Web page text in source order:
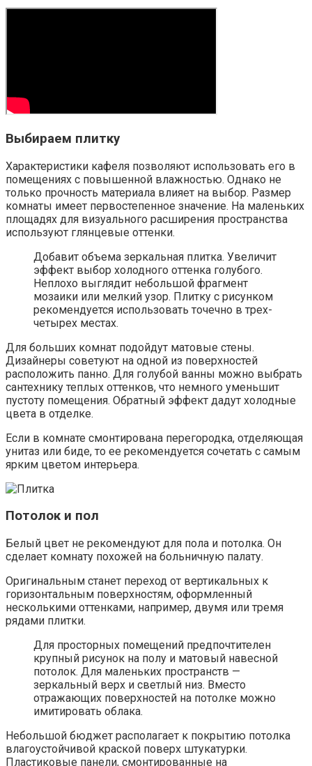
Выбираем плитку
Характеристики кафеля позволяют использовать его в
помещениях с повышенной влажностью. Однако не
только прочность материала влияет на выбор. Размер
комнаты имеет первостепенное значение. На маленьких
площадях для визуального расширения пространства
используют глянцевые оттенки.
Добавит объема зеркальная плитка. Увеличит
эффект выбор холодного оттенка голубого.
Неплохо выглядит небольшой фрагмент
мозаики или мелкий узор. Плитку с рисунком
рекомендуется использовать точечно в трех-
четырех местах.
Для больших комнат подойдут матовые стены.
Дизайнеры советуют на одной из поверхностей
расположить панно. Для голубой ванны можно выбрать
сантехнику теплых оттенков, что немного уменьшит
пустоту помещения. Обратный эффект дадут холодные
цвета в отделке.
Если в комнате смонтирована перегородка, отделяющая
унитаз или биде, то ее рекомендуется сочетать с самым
ярким цветом интерьера.
Потолок и пол
Белый цвет не рекомендуют для пола и потолка. Он
сделает комнату похожей на больничную палату.
Оригинальным станет переход от вертикальных к
горизонтальным поверхностям, оформленный
несколькими оттенками, например, двумя или тремя
рядами плитки.
Для просторных помещений предпочтителен
крупный рисунок на полу и матовый навесной
потолок. Для маленьких пространств —
зеркальный верх и светлый низ. Вместо
отражающих поверхностей на потолке можно
имитировать облака.
Небольшой бюджет располагает к покрытию потолка
влагоустойчивой краской поверх штукатурки.
Пластиковые панели, смонтированные на